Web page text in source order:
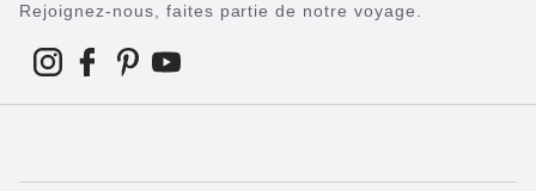
Rejoignez-nous, faites partie de notre voyage.